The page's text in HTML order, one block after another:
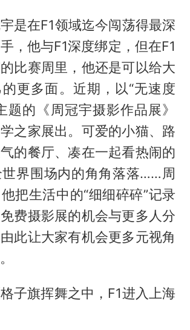
是在F1领域迄今闯荡得最深
，他与F1深度绑定，但在F1
比赛周里，他还是可以给大
更多面。近期，以“无速度
题的《周冠宇摄影作品展》
之家展出。可爱的小猫、路
的餐厅、凑在一起看热闹的
世界围场内的角角落落……周
把生活中的“细细碎碎”记录
费摄影展的机会与更多人分
此让大家有机会更多元视角
子旗挥舞之中，F1进入上海